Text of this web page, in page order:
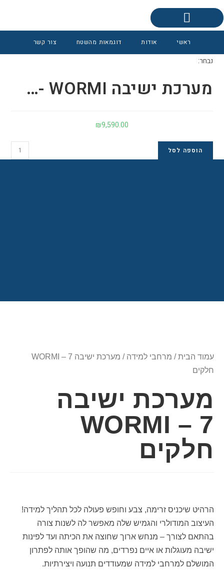
ראשי אודות דוגמאות מהשטח צור קשר
נבחר:
מערכת ישיבה WORMI -…
₪9,590.00
הוספה לסל
עמוד הבית/ מרחבי למידה
/ מערכת ישיבה WORMI – 7
חלקים
מערכת ישיבה
WORMI – 7
חלקים
הרהיט שיכניס זרימה, צבע וחופש פעולה לכל תהליך למידה!
העיצוב המודולרי והגמיש שלה מאפשר לה לשנות צורה
בהתאם לצורך – מנחש ארוך שחוצה את הכיתה ועד לפינות
ישיבה מעוגלות או איים נפרדים, מה שהופך אותה לפתרון
המושלם למרחבי למידה שמעודדים תנועה ויצירתיות.